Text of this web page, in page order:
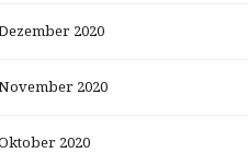
2020
2020
2020